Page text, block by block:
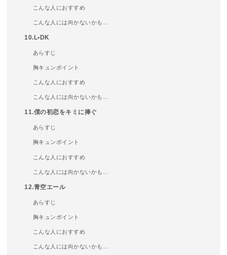
こんな人におすすめ
こんな人には向かないかも…
10.L•DK
あらすじ
胸キュンポイント
こんな人におすすめ
こんな人には向かないかも…
11.僕の初恋をキミに捧ぐ
あらすじ
胸キュンポイント
こんな人におすすめ
こんな人には向かないかも…
12.青空エール
あらすじ
胸キュンポイント
こんな人におすすめ
こんな人には向かないかも…